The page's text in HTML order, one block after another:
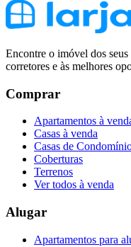
Encontre o imóvel dos
corretores e às melhores
Comprar
Apartamentos à
Casas à venda
Casas de
Coberturas
Terrenos
Ver todos à venda
Alugar
Apartamentos para